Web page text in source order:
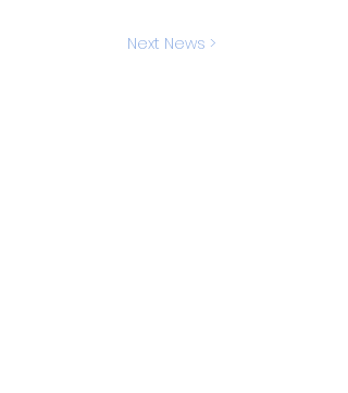
Next News >